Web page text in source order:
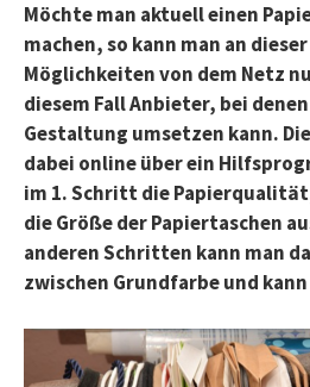
Möchte man aktuell einen
machen, so kann man an
Möglichkeiten von dem Netz
diesem Fall Anbieter, bei
Gestaltung umsetzen kann.
dabei online über ein
im 1. Schritt die
die Größe der Papiertaschen
anderen Schritten kann man
zwischen Grundfarbe und